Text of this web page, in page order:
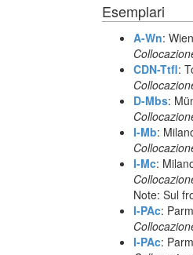
Esemplari
A-Wn:
CDN-Ttfl:
D-Mbs:
I-Mb:
I-Mc:
Note: Sul
I-PAc:
I-PAc: